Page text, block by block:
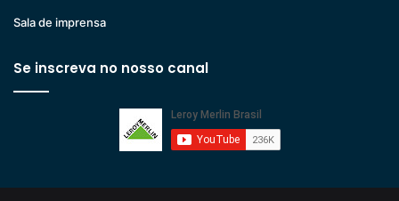
Sala de imprensa
Se inscreva no nosso canal